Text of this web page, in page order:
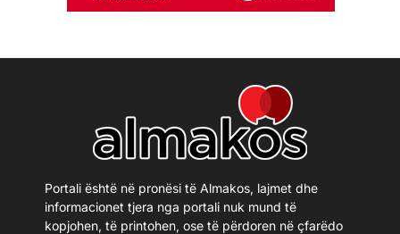
Portali është në pronësi të Almakos, lajmet dhe
informacionet tjera nga portali nuk mund të
kopjohen, të printohen, ose të përdoren në çfarëdo